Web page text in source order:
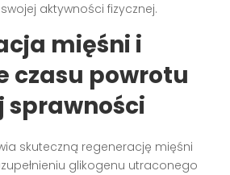
aktywności fizycznej.
mięśni i
czasu powrotu
sprawności
skuteczną regenerację mięśni
glikogenu utraconego